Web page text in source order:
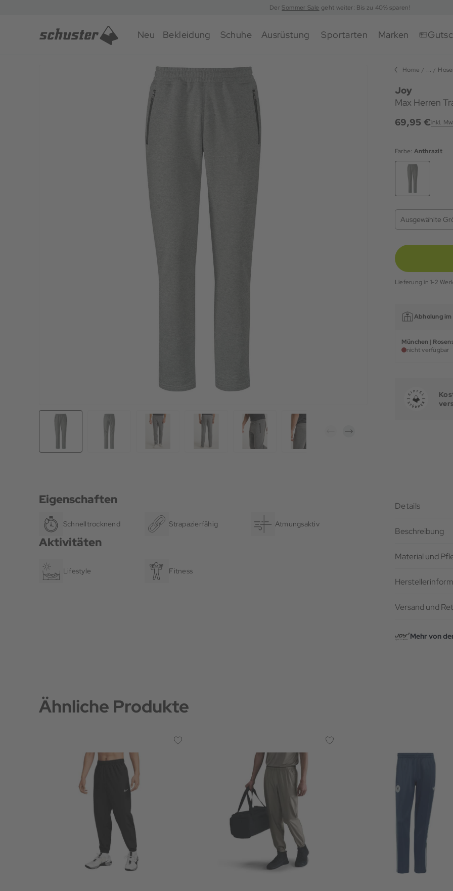
DerSommer Sale geht weiter: Bis zu 40% sparen!
Neu Bekleidung Schuhe Ausrüstung Sportarten Marken
Home ...
Joy
Max Herren
69,95 €inkl.
Farbe: Anthrazit
Ausgewählte
Lieferung in 1-2
Abholung im
München |
nicht verfügbar
Eigenschaften
Schnelltrocknend Strapazierfähig Atmungsaktiv
Aktivitäten
Lifestyle Fitness
Details
Beschreibung
Material und
Versand und
Mehr von
Ähnliche Produkte